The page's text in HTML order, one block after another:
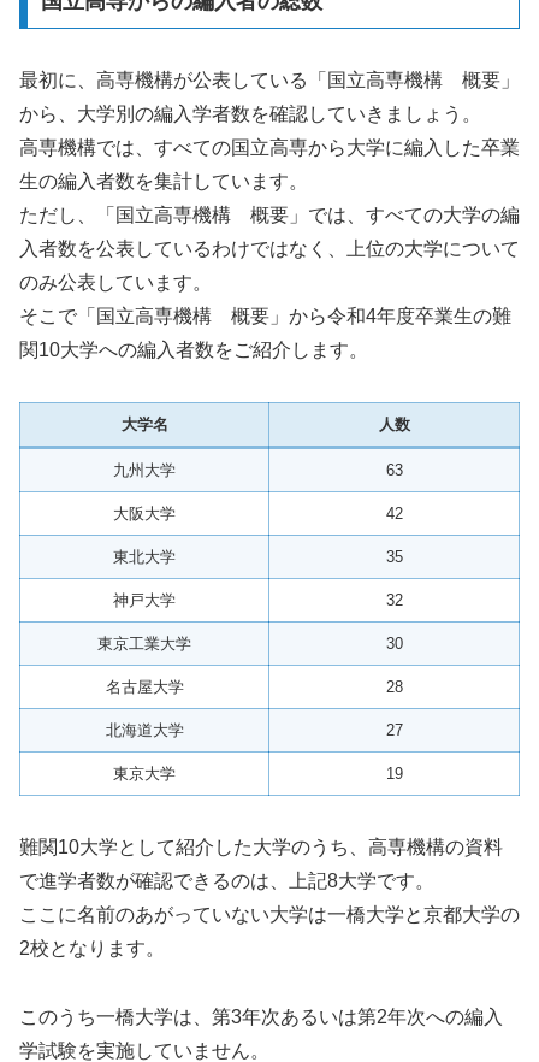
最初に、高専機構が公表している「国立高専機構 概要」
から、大学別の編入学者数を確認していきましょう。
高専機構では、すべての国立高専から大学に編入した卒業
生の編入者数を集計しています。
ただし、「国立高専機構 概要」では、すべての大学の編
入者数を公表しているわけではなく、上位の大学について
のみ公表しています。
そこで「国立高専機構 概要」から令和4年度卒業生の難
関10大学への編入者数をご紹介します。
大学名 人数
九州大学 63
大阪大学 42
東北大学 35
神戸大学 32
東京工業大学 30
名古屋大学 28
北海道大学 27
東京大学 19
難関10大学として紹介した大学のうち、高専機構の資料
で進学者数が確認できるのは、上記8大学です。
ここに名前のあがっていない大学は一橋大学と京都大学の
2校となります。
このうち一橋大学は、第3年次あるいは第2年次への編入
学試験を実施していません。